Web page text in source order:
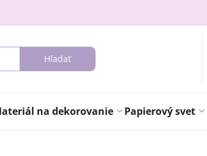
Hľadať
na dekorovanie Papierový svet